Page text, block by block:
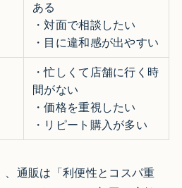
ある
・対面で相談したい
・目に違和感が出やすい
・忙しくて店舗に行く時
間がない
・価格を重視したい
・リピート購入が多い
、通販は「利便性とコスパ重